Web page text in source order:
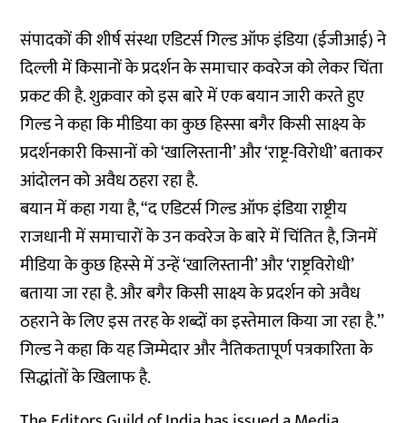
संपादकों की शीर्ष संस्था एडिटर्स गिल्ड ऑफ इंडिया (ईजीआई) ने
दिल्ली में किसानों के प्रदर्शन के समाचार कवरेज को लेकर चिंता
प्रकट की है. शुक्रवार को इस बारे में एक बयान जारी करते हुए
गिल्ड ने कहा कि मीडिया का कुछ हिस्सा बगैर किसी साक्ष्य के
प्रदर्शनकारी किसानों को ‘खालिस्तानी’ और ‘राष्ट्र-विरोधी’ बताकर
आंदोलन को अवैध ठहरा रहा है.
बयान में कहा गया है, “द एडिटर्स गिल्ड ऑफ इंडिया राष्ट्रीय
राजधानी में समाचारों के उन कवरेज के बारे में चिंतित है, जिनमें
मीडिया के कुछ हिस्से में उन्हें ‘खालिस्तानी’ और ‘राष्ट्रविरोधी’
बताया जा रहा है. और बगैर किसी साक्ष्य के प्रदर्शन को अवैध
ठहराने के लिए इस तरह के शब्दों का इस्तेमाल किया जा रहा है.’’
गिल्ड ने कहा कि यह जिम्मेदार और नैतिकतापूर्ण पत्रकारिता के
सिद्धांतों के खिलाफ है.